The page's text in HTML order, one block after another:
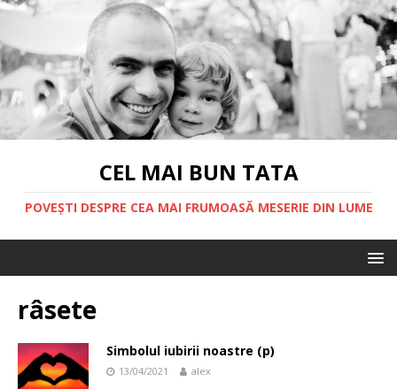
CEL MAI BUN TATA
POVEȘTI DESPRE CEA MAI FRUMOASĂ MESERIE DIN LUME
râsete
Simbolul iubirii noastre (p)
13/04/2021 alex